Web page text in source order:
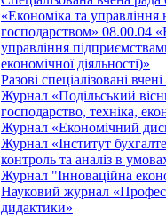
«Економіка та управління
господарством» 08.00.04
управління
економічної діяльності)»
Разові спеціалізовані
Журнал «Подільський
господарство, техніка,
Журнал «Економічний
Журнал «Інститут
контроль та аналіз в
Журнал "Інноваційна
Науковий журнал
дидактики»